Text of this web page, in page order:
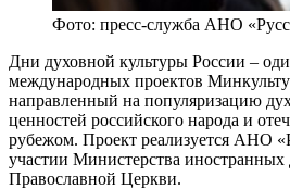
Фото: пресс-служба АНО
Дни духовной культуры России –
международных проектов
направленный на популяризацию
ценностей российского народа и
рубежом. Проект реализуется АНО
участии Министерства иностранных
Православной Церкви.